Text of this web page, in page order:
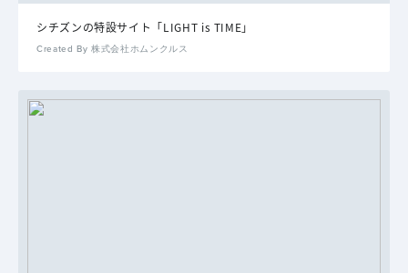
シチズンの特設サイト「LIGHT is TIME」
Created By 株式会社ホムンクルス